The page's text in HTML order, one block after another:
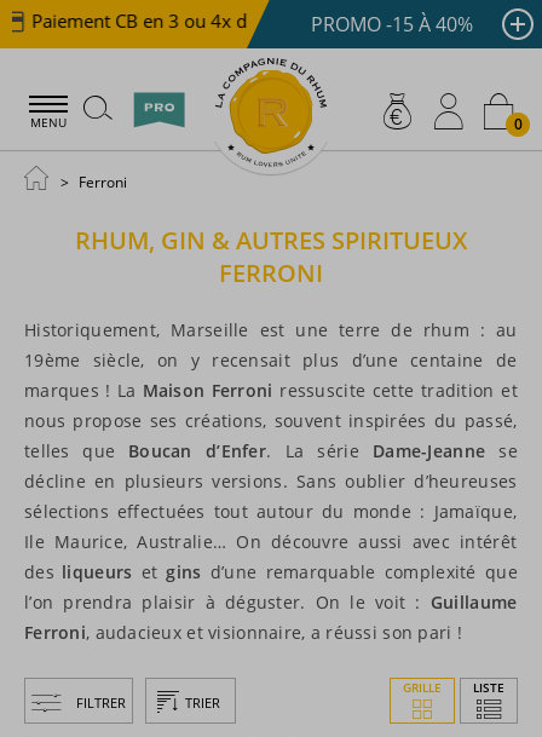
Paiement CB en 3 ou 4x dès 100 € Livraison offerte
PROMO -15 À 40%
MENU 0
Ferroni
RHUM, GIN & AUTRES SPIRITUEUX
FERRONI
Historiquement, Marseille est une terre de rhum : au
19ème siècle, on y recensait plus d’une centaine de
marques ! La Maison Ferroni ressuscite cette tradition et
nous propose ses créations, souvent inspirées du passé,
telles que Boucan d’Enfer. La série Dame-Jeanne se
décline en plusieurs versions. Sans oublier d’heureuses
sélections effectuées tout autour du monde : Jamaïque,
Ile Maurice, Australie… On découvre aussi avec intérêt
des liqueurs etgins d’une remarquable complexité que
l’on prendra plaisir à déguster. On le voit : Guillaume
Ferroni, audacieux et visionnaire, a réussi son pari !
FILTRER TRIER
GRILLE LISTE